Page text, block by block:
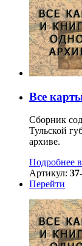
Все
Сборник
Тульской
архиве.
Подробнее
Артикул:
Перейти